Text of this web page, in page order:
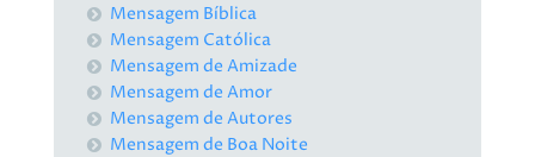
Mensagem Bíblica
Mensagem Católica
Mensagem de Amizade
Mensagem de Amor
Mensagem de Autores
Mensagem de Boa Noite